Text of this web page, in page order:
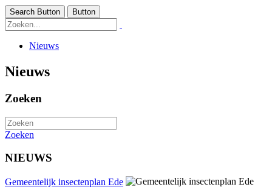
Search Button Button
Nieuws
Nieuws
Zoeken
Zoeken
NIEUWS
Gemeentelijk insectenplan Ede